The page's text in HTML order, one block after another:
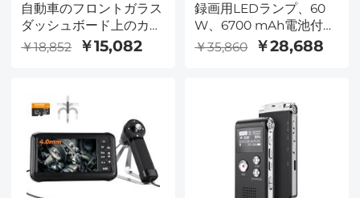
自動車のフロントガラス
ダッシュボード上のカメ
ラ吸盤取付棚、1/4イン
力、72時間電池寿命
KentFaith###
￥18,852 ￥15,082
録画用LEDランプ、60
W、6700 mAh電池付
き、PD/AC入力、2500
CRI≧95KentFaith###
￥35,860 ￥28,688